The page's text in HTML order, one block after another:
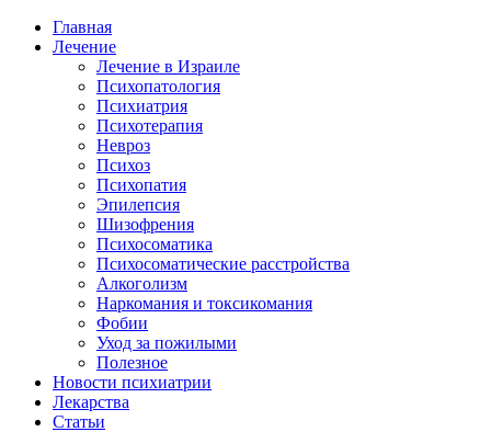
Главная
Лечение
Лечение в Израиле
Психопатология
Психиатрия
Психотерапия
Невроз
Психоз
Психопатия
Эпилепсия
Шизофрения
Психосоматика
Психосоматические расстройства
Алкоголизм
Наркомания и токсикомания
Фобии
Уход за пожилыми
Полезное
Новости психиатрии
Лекарства
Статьи